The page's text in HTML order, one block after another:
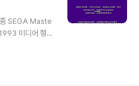
SEGA Maste
미디어 형식
운로드 다운 로